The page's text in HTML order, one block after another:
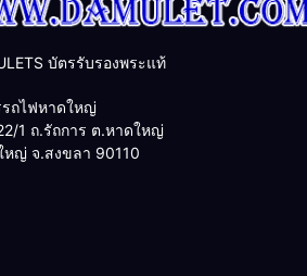
บัตรรับรองพระแท้
ถไฟหาดใหญ่
1 ถ.รัถการ ต.หาดใหญ่
หญ่ จ.สงขลา 90110